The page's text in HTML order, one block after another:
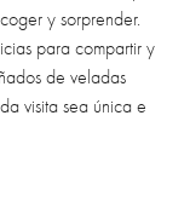
y sorprender.
para compartir y
de veladas
visita sea única e